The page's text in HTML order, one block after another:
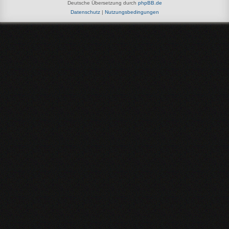
Deutsche Übersetzung durch phpBB.de
Datenschutz| Nutzungsbedingungen